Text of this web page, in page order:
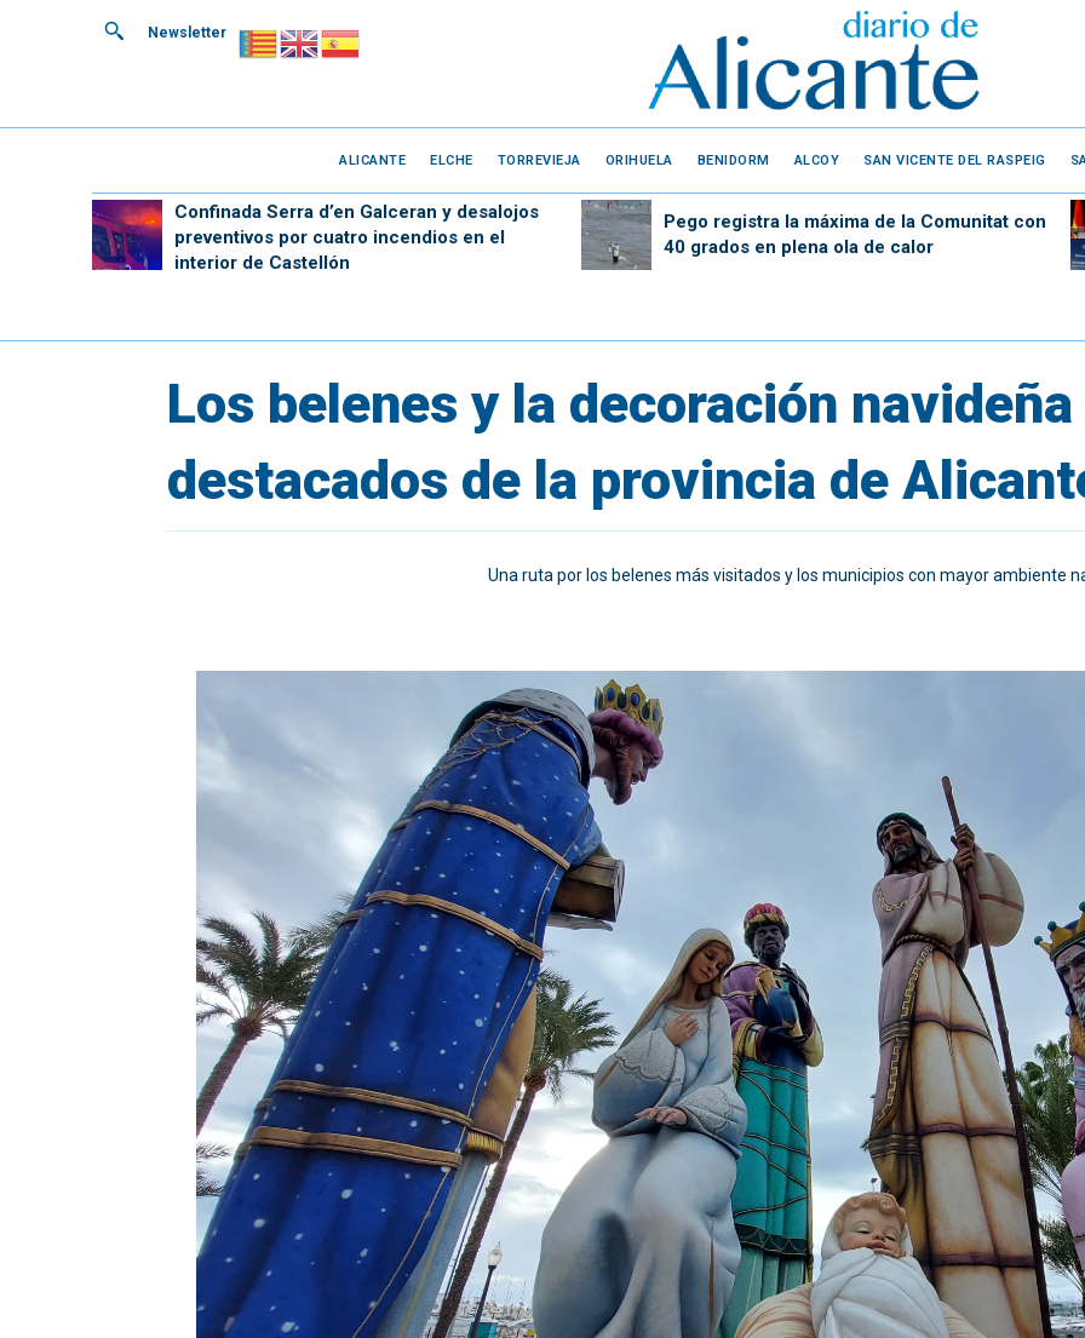
Newsletter
ALICANTE ELCHE TORREVIEJA ORIHUELA BENIDORM ALCOY SAN VICENTE DEL RASPEIG
Confinada Serra d’en Galceran y desalojos
preventivos por cuatro incendios en el
interior de Castellón
Pego registra la máxima de la Comunitat con
40 grados en plena ola de calor
Los belenes y la decoración
destacados de la provincia de
Una ruta por los belenes más visitados y los municipios con mayor ambiente